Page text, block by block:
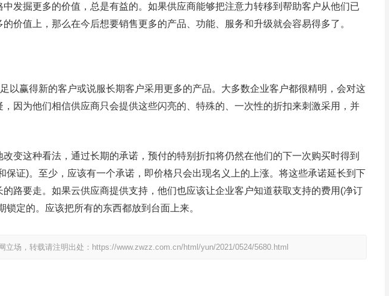
发掘更多的价值，总是有益的。如果供应商能够把注意力转移到帮助客户从他们已
价值上，那么在今后想要销售更多的产品、功能、服务和升级就会容易得多了。
以赢得新的客户或说服长期客户采用更多的产品。大多数企业客户都很精明，会对这
因为他们相信供应商只会提供这些闪亮的、特殊的、一次性的折扣来刺激采用，并
变这种看法，通过长期的承诺，预付的特别折扣将仍然在他们的下一次购买时得到
保证)。至少，应该有一个承诺，即价格只会出现名义上的上涨。将这些承诺延长到下
路要走。如果云供应商提供支持，他们也应该让企业客户知道获取支持的费用(净订
锁定的。应该把所有的东西都放到台面上来。
立场，转载请注明出处： https://www.zwzz.com.cn/html/yun/2021/0524/5680.html